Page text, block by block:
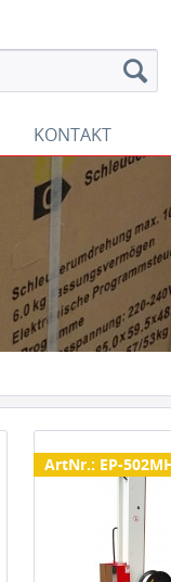
KONTAKT
ArtNr.: EP-